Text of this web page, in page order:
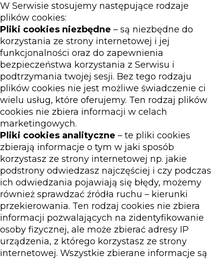
W Serwisie stosujemy następujące rodzaje
plików cookies:
Pliki cookies niezbędne – są niezbędne do
korzystania ze strony internetowej i jej
funkcjonalności oraz do zapewnienia
bezpieczeństwa korzystania z Serwisu i
podtrzymania twojej sesji. Bez tego rodzaju
plików cookies nie jest możliwe świadczenie ci
wielu usług, które oferujemy. Ten rodzaj plików
cookies nie zbiera informacji w celach
marketingowych.
Pliki cookies analityczne – te pliki cookies
zbierają informacje o tym w jaki sposób
korzystasz ze strony internetowej np. jakie
podstrony odwiedzasz najczęściej i czy podczas
ich odwiedzania pojawiają się błędy, możemy
również sprawdzać źródła ruchu – kierunki
przekierowania. Ten rodzaj cookies nie zbiera
informacji pozwalających na zidentyfikowanie
osoby fizycznej, ale może zbierać adresy IP
urządzenia, z którego korzystasz ze strony
internetowej. Wszystkie zbierane informacje są